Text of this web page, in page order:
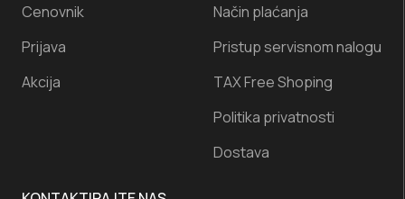
Način plaćanja
Pristup servisnom nalogu
TAX Free Shoping
Politika privatnosti
Dostava
Cenovnik
Prijava
Akcija